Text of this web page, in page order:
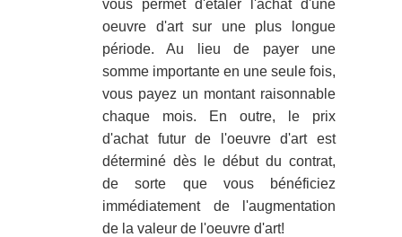
vous permet d'étaler l'achat d'une
oeuvre d'art sur une plus longue
période. Au lieu de payer une
somme importante en une seule fois,
vous payez un montant raisonnable
chaque mois. En outre, le prix
d'achat futur de l'oeuvre d'art est
déterminé dès le début du contrat,
de sorte que vous bénéficiez
immédiatement de l'augmentation
de la valeur de l'oeuvre d'art!